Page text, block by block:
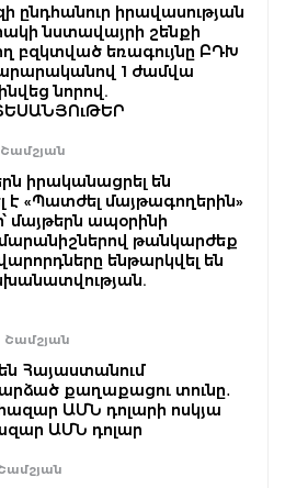
ընդհանուր իրավասության
նստավայրի շենքի
բզկտված եռագույնը ԲԴԽ
1 ժամվա
նորով.
Շամշյան
իրականացրել են
է «Պատժել մայթագողերին»
մայթերն ապօրինի
թանկարժեք
ենթարկվել են
Շամշյան
Հայաստանում
քաղաքացու տունը․
ԱՄՆ դոլարի ոսկյա
ԱՄՆ դոլար